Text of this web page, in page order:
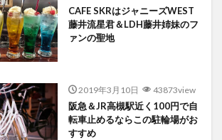
CAFE SKRはジャニーズWEST
藤井流星君＆LDH藤井姉妹のフ
ァンの聖地
2019年3月10日 43873view
阪急＆JR高槻駅近く100円で自
転車止めるならこの駐輪場がお
すすめ